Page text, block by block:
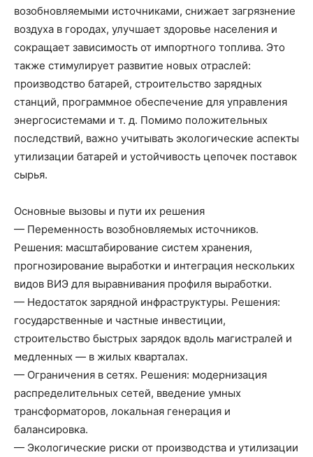
возобновляемыми источниками, снижает загрязнение
воздуха в городах, улучшает здоровье населения и
сокращает зависимость от импортного топлива. Это
также стимулирует развитие новых отраслей:
производство батарей, строительство зарядных
станций, программное обеспечение для управления
энергосистемами и т. д. Помимо положительных
последствий, важно учитывать экологические аспекты
утилизации батарей и устойчивость цепочек поставок
сырья.
Основные вызовы и пути их решения
— Переменность возобновляемых источников.
Решения: масштабирование систем хранения,
прогнозирование выработки и интеграция нескольких
видов ВИЭ для выравнивания профиля выработки.
— Недостаток зарядной инфраструктуры. Решения:
государственные и частные инвестиции,
строительство быстрых зарядок вдоль магистралей и
медленных — в жилых кварталах.
— Ограничения в сетях. Решения: модернизация
распределительных сетей, введение умных
трансформаторов, локальная генерация и
балансировка.
— Экологические риски от производства и утилизации